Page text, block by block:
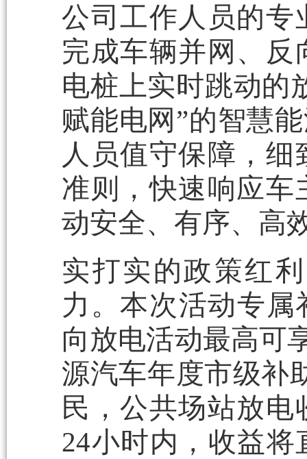
公司工作人员的专
完成车辆并网、
电桩上实时跳动的
赋能电网”的智慧
人员值守保障，
准则，快速响应车
动安全、有序、高
实打实的政策红
力。本次活动专
向放电活动最高可
源汽车年度市级补
民，公共场站放
24小时内，收益